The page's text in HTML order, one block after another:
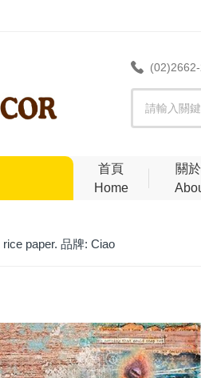
首頁
Home
關
rice paper. 品牌: Ciao